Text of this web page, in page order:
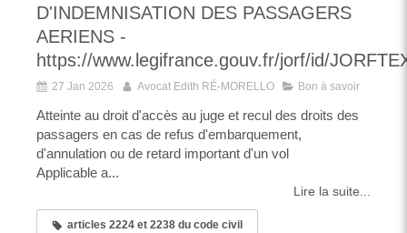
D'INDEMNISATION DES PASSAGERS
AERIENS -
https://www.legifrance.gouv.fr/jorf/id/
27 Jan 2026 Avocat Edith RÉ-MORELLO Bon à savoir
Atteinte au droit d'accès au juge et recul des droits des
passagers en cas de refus d'embarquement,
d'annulation ou de retard important d'un vol
Applicable a...
Lire la suite...
articles 2224 et 2238 du code civil